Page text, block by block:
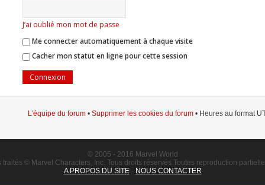
J’ai oublié mon mot de passe
Me connecter automatiquement à chaque visite
Cacher mon statut en ligne pour cette session
L’équipe du forum • Supprimer les cookies du forum • Heures au format
© 2005 - 2016 Marvel World
© Marvel Characters, Inc. Tous droits réservés.Toutes reproduction
A PROPOS DU SITE- NOUS CONTACTER